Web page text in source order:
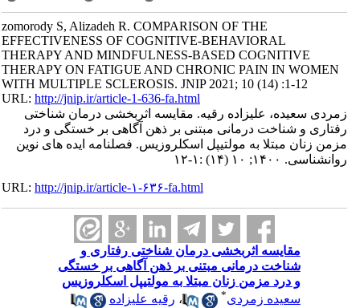
zomorody S, Alizadeh R. COMPARISON OF THE
EFFECTIVENESS OF COGNITIVE-BEHAVIORAL
THERAPY AND MINDFULNESS-BASED COGNITIVE
THERAPY ON FATIGUE AND CHRONIC PAIN IN WOMEN
WITH MULTIPLE SCLEROSIS. JNIP 2021; 10 (14) :1-12
URL:http://jnip.ir/article-1-636-fa.html
زمردی سعیده، علیزاده رقیه. مقایسه اثربخشی درمان شناختی
رفتاری و شناخت درمانی مبتنی بر ذهن آگاهی بر خستگی و درد
مزمن زنان مبتلا به مولتیپل اسکلروزیس. فصلنامه ایده های نوین
روانشناسی. ۱۴۰۰; ۱۰ (۱۴) :۱-۱۲
URL:http://jnip.ir/article-۱-۶۳۶-fa.html
مقایسه اثربخشی درمان شناختی رفتاری و
شناخت درمانی مبتنی بر ذهن آگاهی بر خستگی
و درد مزمن زنان مبتلا به مولتیپل اسکلروزیس
سعیده زمردی* ،رقیه علیزاده